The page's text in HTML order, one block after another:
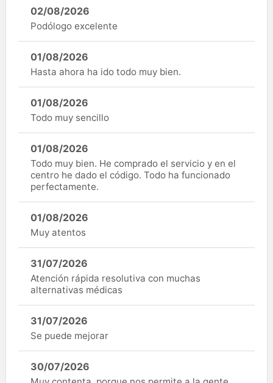
02/08/2026
Podólogo excelente
01/08/2026
Hasta ahora ha ido todo muy bien.
01/08/2026
Todo muy sencillo
01/08/2026
Todo muy bien. He comprado el servicio y en el
centro he dado el código. Todo ha funcionado
perfectamente.
01/08/2026
Muy atentos
31/07/2026
Atención rápida resolutiva con muchas
alternativas médicas
31/07/2026
Se puede mejorar
30/07/2026